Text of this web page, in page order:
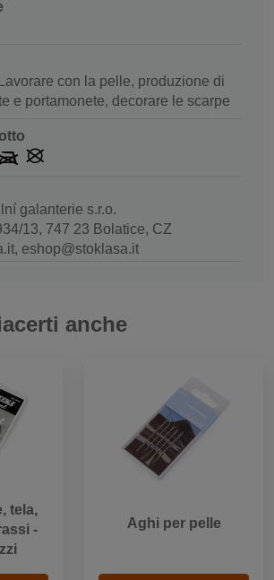
con la pelle, produzione di
e portamonete, decorare le scarpe
galanterie s.r.o.
13, 747 23 Bolatice, CZ
eshop@stoklasa.it
anche
tela,
-
Aghi per pelle